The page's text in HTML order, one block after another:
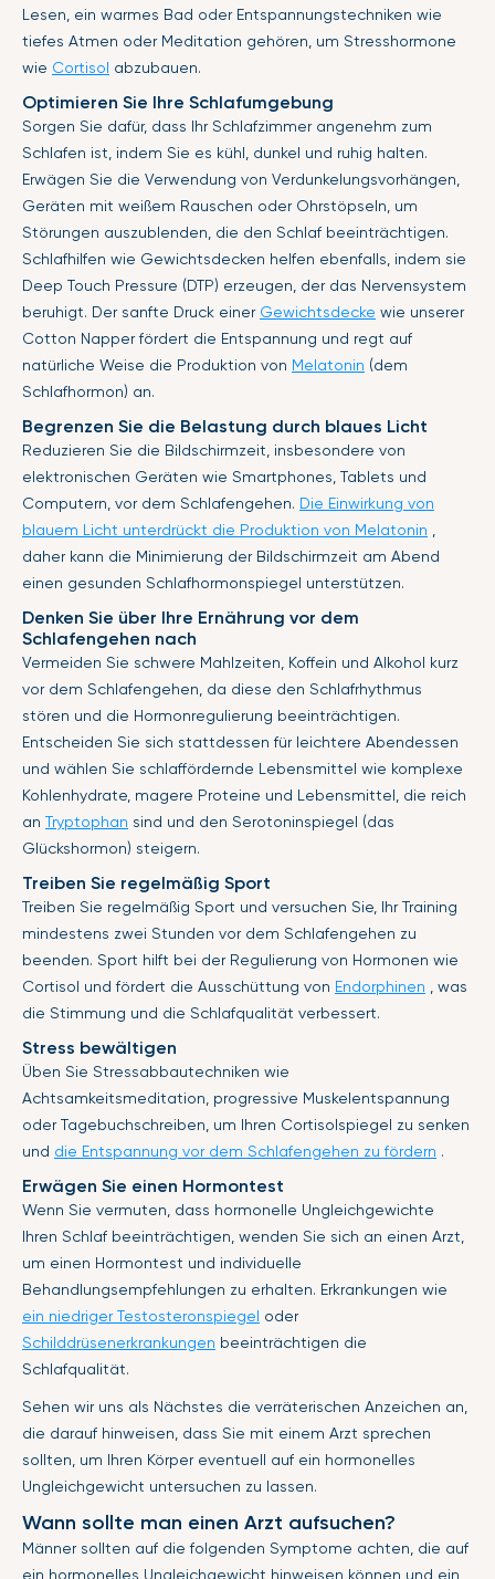
Lesen, ein warmes Bad oder Entspannungstechniken wie
tiefes Atmen oder Meditation gehören, um Stresshormone
wie Cortisol abzubauen.
Optimieren Sie Ihre Schlafumgebung
Sorgen Sie dafür, dass Ihr Schlafzimmer angenehm zum
Schlafen ist, indem Sie es kühl, dunkel und ruhig halten.
Erwägen Sie die Verwendung von Verdunkelungsvorhängen,
Geräten mit weißem Rauschen oder Ohrstöpseln, um
Störungen auszublenden, die den Schlaf beeinträchtigen.
Schlafhilfen wie Gewichtsdecken helfen ebenfalls, indem sie
Deep Touch Pressure (DTP) erzeugen, der das Nervensystem
beruhigt. Der sanfte Druck einer Gewichtsdecke wie unserer
Cotton Napper fördert die Entspannung und regt auf
natürliche Weise die Produktion von Melatonin (dem
Schlafhormon) an.
Begrenzen Sie die Belastung durch blaues Licht
Reduzieren Sie die Bildschirmzeit, insbesondere von
elektronischen Geräten wie Smartphones, Tablets und
Computern, vor dem Schlafengehen. Die Einwirkung von
blauem Licht unterdrückt die Produktion von Melatonin
daher kann die Minimierung der Bildschirmzeit am Abend
einen gesunden Schlafhormonspiegel unterstützen.
Denken Sie über Ihre Ernährung vor dem
Schlafengehen nach
Vermeiden Sie schwere Mahlzeiten, Koffein und Alkohol kurz
vor dem Schlafengehen, da diese den Schlafrhythmus
stören und die Hormonregulierung beeinträchtigen.
Entscheiden Sie sich stattdessen für leichtere Abendessen
und wählen Sie schlaffördernde Lebensmittel wie komplexe
Kohlenhydrate, magere Proteine ​​und Lebensmittel, die reich
an Tryptophan sind und den Serotoninspiegel (das
Glückshormon) steigern.
Treiben Sie regelmäßig Sport
Treiben Sie regelmäßig Sport und versuchen Sie, Ihr Training
mindestens zwei Stunden vor dem Schlafengehen zu
beenden. Sport hilft bei der Regulierung von Hormonen wie
Cortisol und fördert die Ausschüttung von Endorphinen , was
die Stimmung und die Schlafqualität verbessert.
Stress bewältigen
Üben Sie Stressabbautechniken wie
Achtsamkeitsmeditation, progressive Muskelentspannung
oder Tagebuchschreiben, um Ihren Cortisolspiegel zu senken
und die Entspannung vor dem Schlafengehen zu fördern .
Erwägen Sie einen Hormontest
Wenn Sie vermuten, dass hormonelle Ungleichgewichte
Ihren Schlaf beeinträchtigen, wenden Sie sich an einen Arzt,
um einen Hormontest und individuelle
Behandlungsempfehlungen zu erhalten. Erkrankungen wie
ein niedriger Testosteronspiegel oder
Schilddrüsenerkrankungen beeinträchtigen die
Schlafqualität.
Sehen wir uns als Nächstes die verräterischen Anzeichen an,
die darauf hinweisen, dass Sie mit einem Arzt sprechen
sollten, um Ihren Körper eventuell auf ein hormonelles
Ungleichgewicht untersuchen zu lassen.
Wann sollte man einen Arzt aufsuchen?
Männer sollten auf die folgenden Symptome achten, die auf
ein hormonelles Ungleichgewicht hinweisen können und ein